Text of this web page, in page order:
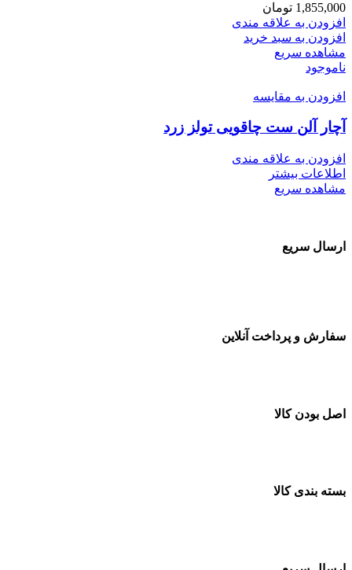
1,855,000 تومان
افزودن به علاقه مندی
افزودن به سبد خرید
مشاهده سریع
ناموجود
افزودن به مقایسه
آچار آلن ست چاقویی تولز زرد
افزودن به علاقه مندی
اطلاعات بیشتر
مشاهده سریع
ارسال سریع
سفارش و پرداخت آنلاین
اصل بودن کالا
بسته بندی کالا